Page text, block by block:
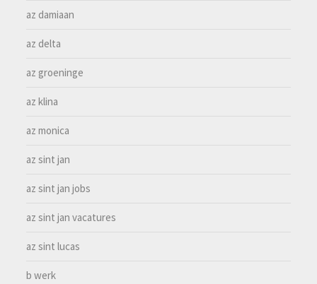
az damiaan
az delta
az groeninge
az klina
az monica
az sint jan
az sint jan jobs
az sint jan vacatures
az sint lucas
b werk